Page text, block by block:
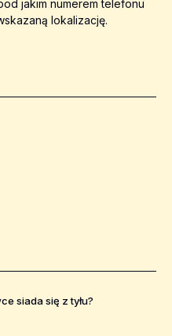
jakim numerem telefonu
lokalizację.
siada się z tyłu?